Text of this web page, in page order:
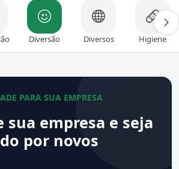
Diversão Diversos Higiene
PARA SUA EMPRESA
sua empresa e seja
por novos